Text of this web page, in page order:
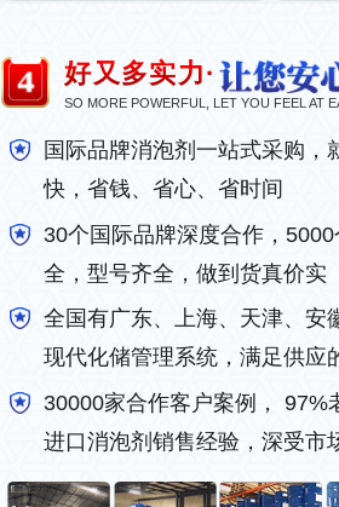
好又多实力·
SO MORE POWERFUL, LET YOU FEEL AT
国际品牌消泡剂一站式采购，
快，省钱、省心、省时间
30个国际品牌深度合作，
全，型号齐全，做到货真价实
全国有广东、上海、天津、安
现代化储管理系统，满足供应
30000家合作客户案例， 97%
进口消泡剂销售经验，深受市